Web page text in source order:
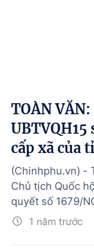
TOÀN
cấp xã của
1 năm trước
(Chinhphu.vn) -
Chủ tịch Quốc
quyết số 1679/